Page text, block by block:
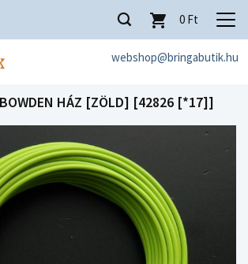
webshop@bringabutik.hu
0 Ft
HÁZ [ZÖLD] [42826 [*17]]